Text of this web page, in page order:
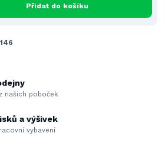
Přidat do košíku
146
našich poboček
a výšivek
vybavení